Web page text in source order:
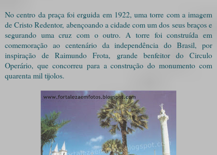
No centro da praça foi erguida em 1922, uma torre com a imagem
de Cristo Redentor, abençoando a cidade com um dos seus braços e
segurando uma cruz com o outro. A torre foi construída em
comemoração ao centenário da independência do Brasil, por
inspiração de Raimundo Frota, grande benfeitor do Circulo
Operário, que concorreu para a construção do monumento com
quarenta mil tijolos.